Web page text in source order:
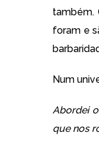
também.
foram e
Num
Abordei
que nos